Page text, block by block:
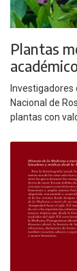
Plantas
Investigadores
Nacional de
plantas con